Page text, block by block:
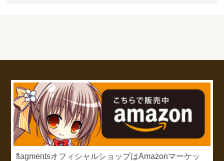
flagmentsオフィシャルショップはAmazonマーケッ